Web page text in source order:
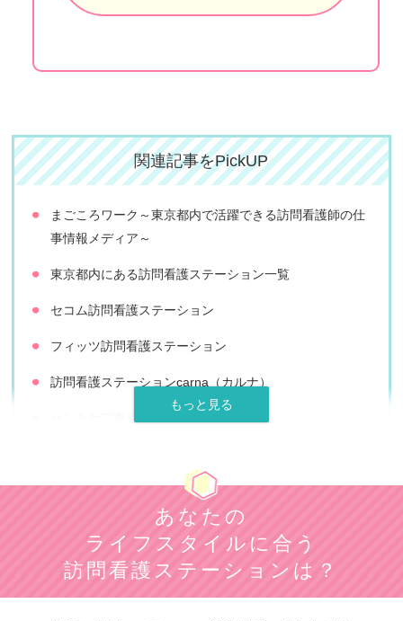
関連記事をPickUP
まごころワーク～東京都内で活躍できる訪問看護師の仕
事情報メディア～
東京都内にある訪問看護ステーション一覧
セコム訪問看護ステーション
フィッツ訪問看護ステーション
訪問看護ステーションcarna（カルナ）
セントケア東京
アットイーズ訪問看護リハビリステーション
スターク訪問看護ステーション
ナースステーション東京
SAKURA訪問看護リハビリステーション昭島
あなたの
ライフスタイルに合う
訪問看護ステーションは？